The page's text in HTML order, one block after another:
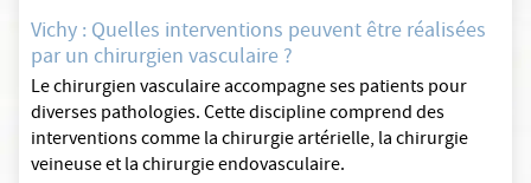
Vichy : Quelles interventions peuvent être réalisées
par un chirurgien vasculaire ?
Le chirurgien vasculaire accompagne ses patients pour
diverses pathologies. Cette discipline comprend des
interventions comme la chirurgie artérielle, la chirurgie
veineuse et la chirurgie endovasculaire.